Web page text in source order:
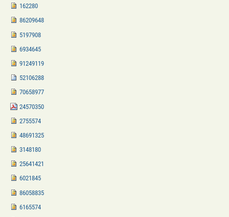
162280
86209648
5197908
6934645
91249119
52106288
70658977
24570350
2755574
48691325
3148180
25641421
6021845
86058835
6165574